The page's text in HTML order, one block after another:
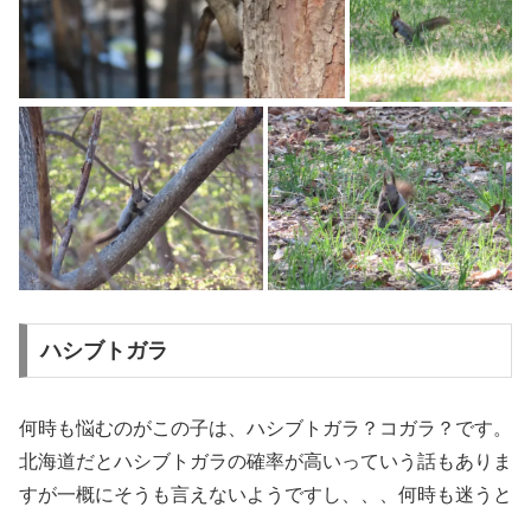
ハシブトガラ
何時も悩むのがこの子は、ハシブトガラ？コガラ？です。
北海道だとハシブトガラの確率が高いっていう話もありま
すが一概にそうも言えないようですし、、、何時も迷うと